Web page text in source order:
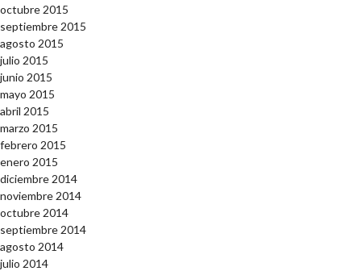
octubre 2015
septiembre 2015
agosto 2015
julio 2015
junio 2015
mayo 2015
abril 2015
marzo 2015
febrero 2015
enero 2015
diciembre 2014
noviembre 2014
octubre 2014
septiembre 2014
agosto 2014
julio 2014